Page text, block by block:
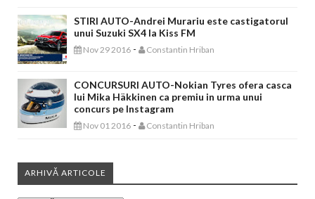
STIRI AUTO-Andrei Murariu este castigatorul
unui Suzuki SX4 la Kiss FM
Nov 29 2016 - Constantin Hriban
CONCURSURI AUTO-Nokian Tyres ofera casca
lui Mika Häkkinen ca premiu in urma unui
concurs pe Instagram
Nov 01 2016 - Constantin Hriban
ARHIVĂ ARTICOLE